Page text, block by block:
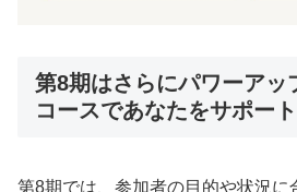
第8期はさらにパワーアッ
コースであなたをサポート
第8期では、参加者の目的や状況に